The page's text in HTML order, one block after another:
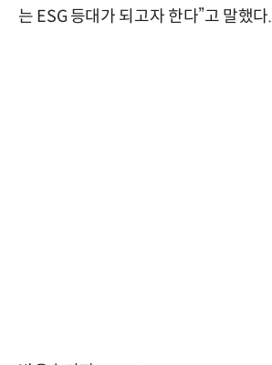
는 ESG 등대가 되고자 한다”고 말했다.